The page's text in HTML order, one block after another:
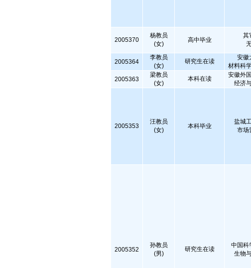
2005370
杨教员
(女)
高中毕业
其
2005364
李教员
(女)
研究生在读
安徽
材料科
2005363
梁教员
(女)
本科在读
安徽外
经济
2005353
汪教员
(女)
本科毕业
盐城
市场
2005352
孙教员
(男)
研究生在读
中国科
生物